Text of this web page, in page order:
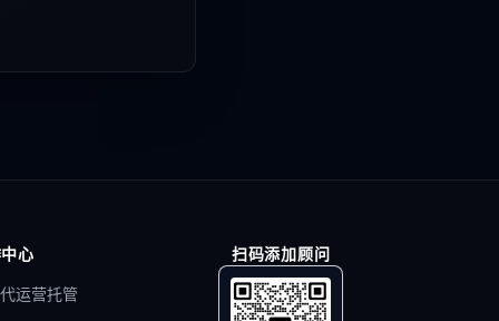
心
运营托管
扫码添加顾问